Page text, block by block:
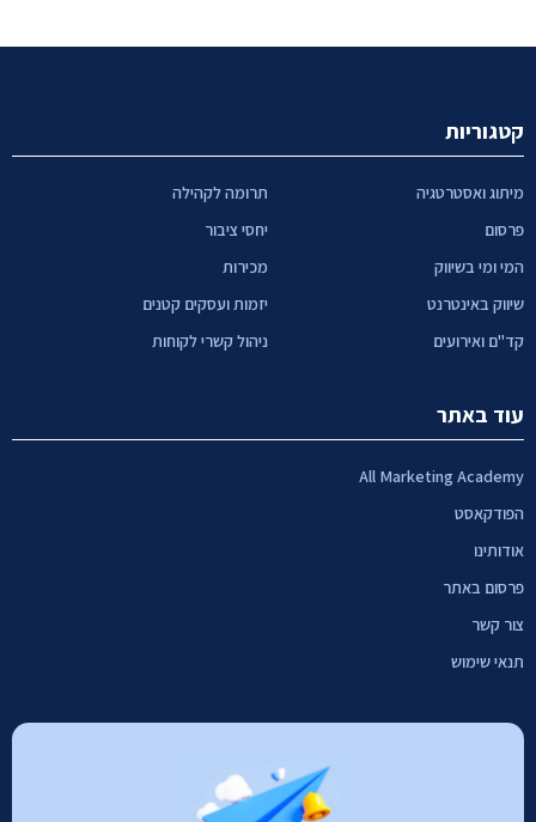
קטגוריות
מיתוג ואסטרטגיה
פרסום
המי ומי בשיווק
שיווק באינטרנט
קד"ם ואירועים
תרומה לקהילה
יחסי ציבור
מכירות
יזמות ועסקים קטנים
ניהול קשרי לקוחות
עוד באתר
All Marketing Academy
הפודקאסט
אודותינו
פרסום באתר
צור קשר
תנאי שימוש